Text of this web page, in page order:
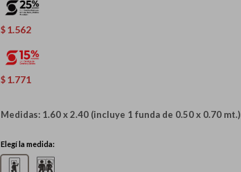
$ 1.562
$ 1.771
Medidas: 1.60 x 2.40 (incluye 1 funda de 0.50 x 0.70 mt.)
Elegí la medida: